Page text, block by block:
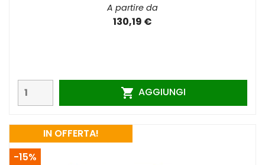
A partire da
130,19 €
 AGGIUNGI
IN OFFERTA!
-15%